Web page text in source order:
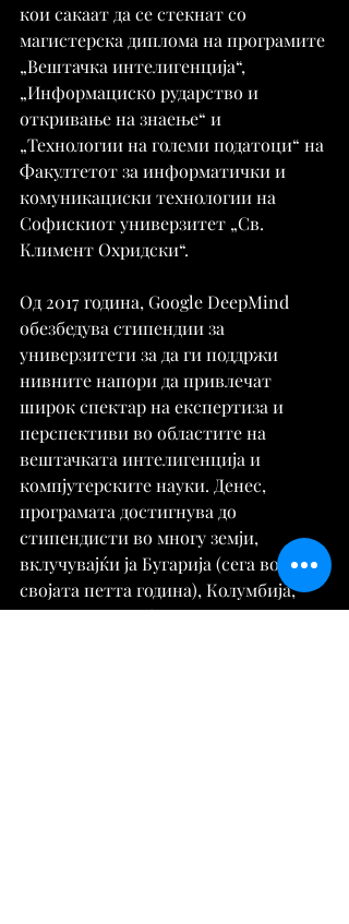
кои сакаат да се стекнат со
магистерска диплома на програмите
„Вештачка интелигенција“,
„Информациско рударство и
откривање на знаење“ и
„Технологии на големи податоци“ на
Факултетот за информатички и
комуникациски технологии на
Софискиот универзитет „Св.
Климент Охридски“.
Од 2017 година, Google DeepMind
обезбедува стипендии за
универзитети за да ги поддржи
нивните напори да привлечат
широк спектар на експертиза и
перспективи во областите на
вештачката интелигенција и
компјутерските науки. Денес,
програмата достигнува до
стипендисти во многу земји,
вклучувајќи ја Бугарија (сега во
својата петта година), Колумбија,
Полска, Романија, Јужна Африка,